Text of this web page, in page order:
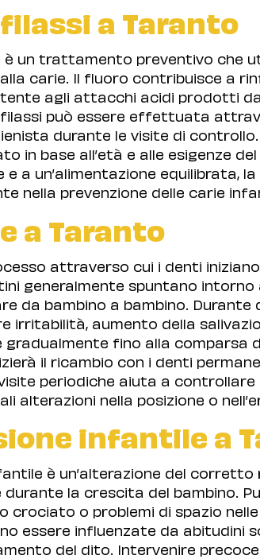
a Taranto
è un trattamento preventivo che
carie. Il fluoro contribuisce a
agli attacchi acidi prodotti
può essere effettuata
durante le visite di
in base all’età e alle esigenze
a un’alimentazione equilibrata,
nella prevenzione delle carie
a Taranto
attraverso cui i denti
generalmente spuntano intorno
da bambino a bambino. Durante
irritabilità, aumento della
gradualmente fino alla comparsa
il ricambio con i denti
periodiche aiuta a
alterazioni nella posizione o
infantile a
è un’alterazione del
durante la crescita del bambino.
crociato o problemi di spazio
essere influenzate da abitudini
del dito. Intervenire